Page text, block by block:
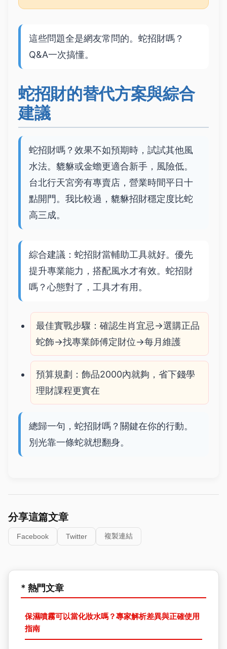
這些問題全是網友常問的。蛇招財嗎？
Q&A一次搞懂。
蛇招財的替代方案與綜合
建議
蛇招財嗎？效果不如預期時，試試其他風
水法。貔貅或金蟾更適合新手，風險低。
台北行天宮旁有專賣店，營業時間平日十
點開門。我比較過，貔貅招財穩定度比蛇
高三成。
綜合建議：蛇招財當輔助工具就好。優先
提升專業能力，搭配風水才有效。蛇招財
嗎？心態對了，工具才有用。
最佳實戰步驟：確認生肖宜忌→選購正品
蛇飾→找專業師傅定財位→每月維護
預算規劃：飾品2000內就夠，省下錢學
理財課程更實在
總歸一句，蛇招財嗎？關鍵在你的行動。
別光靠一條蛇就想翻身。
分享這篇文章
Facebook Twitter 複製連結
* 熱門文章
保濕噴霧可以當化妝水嗎？專家解析差異與正確使用
指南